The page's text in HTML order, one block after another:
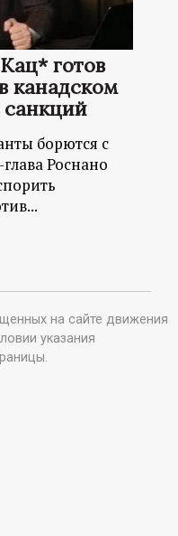
готов
канадском
санкций
борются с
Роснано
на сайте движения
указания